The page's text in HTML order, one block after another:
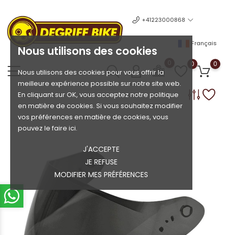
Nous utilisons des cookies
Nous utilisons des cookies pour vous offrir la
meilleure expérience possible sur notre site web.
En cliquant sur OK, vous acceptez notre politique
en matière de cookies. Si vous souhaitez modifier
vos préférences en matière de cookies, vous
pouvez le faire ici.
J'ACCEPTE
JE REFUSE
MODIFIER MES PRÉFÉRENCES
+41223000868
Français
0 0